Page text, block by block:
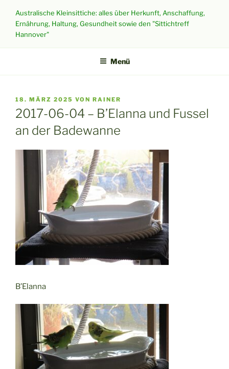
Inhalt
springen
Australische Kleinsittiche: alles über Herkunft, Anschaffung,
Ernährung, Haltung, Gesundheit sowie den "Sittichtreff
Hannover"
Menü
VERÖFFENTLICHT
AM
18. MÄRZ 2025 VON RAINER
2017-06-04 – B’Elanna und Fussel
an der Badewanne
B’Elanna